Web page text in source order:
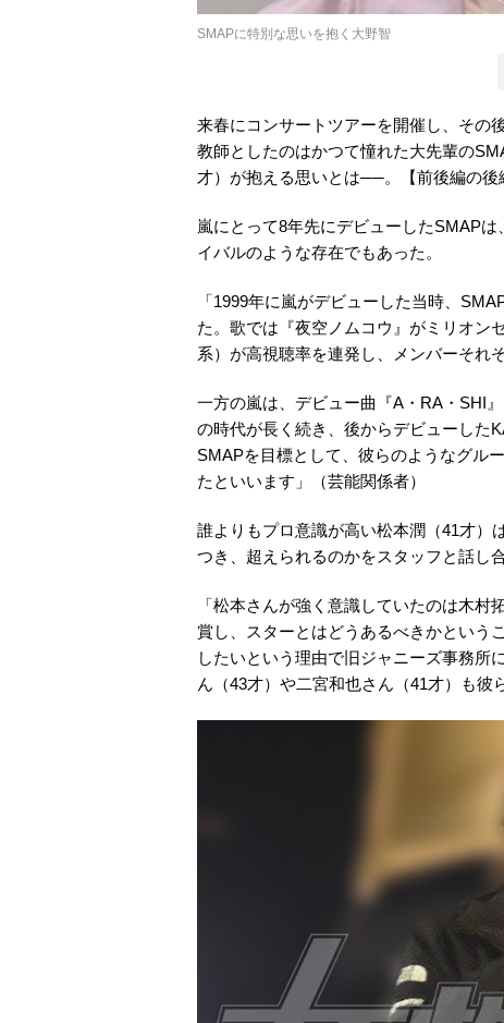
SMAPに特別な思いを抱く大野智
来春にコンサートツアーを開催し、その
教師としたのはかつて憧れた大先輩の
才）が抱える思いとは──。【前後編の後
嵐にとって8年先にデビューしたSMAP
イバルのような存在でもあった。
「1999年に嵐がデビューした当時、
た。歌では『夜空ノムコウ』がミリオン
系）が高視聴率を連発し、メンバーそれ
一方の嵐は、デビュー曲『A・RA・SHI
の時代が長く続き、後からデビューした
SMAPを目標として、彼らのようなグル
たといいます」（芸能関係者）
誰よりもプロ意識が高い松本潤（41才）
つき、超えられるのかをスタッフと話し
「松本さんが強く意識していたのは木
賞し、スターとはどうあるべきかという
したいという理由で旧ジャニーズ事務所
ん（43才）や二宮和也さん（41才）も彼